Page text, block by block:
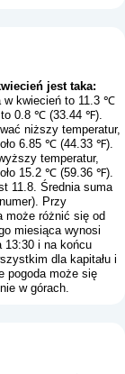
jest taka:
w kwiecień to 11.3 ℃
to 0.8 ℃ (33.44 ℉).
niższy temperatur,
6.85 ℃ (44.33 ℉).
temperatur,
15.2 ℃ (59.36 ℉).
11.8. Średnia suma
). Przy
może różnić się od
miesiąca wynosi
13:30 i na końcu
dla kapitału i
pogoda może się
w górach.